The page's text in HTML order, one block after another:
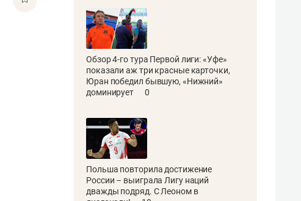
Обзор 4-го тура Первой лиги: «Уфе»
показали аж три красные карточки,
Юран победил бывшую, «Нижний»
доминирует
0
Польша повторила достижение
России – выиграла Лигу наций
дважды подряд. С Леоном в